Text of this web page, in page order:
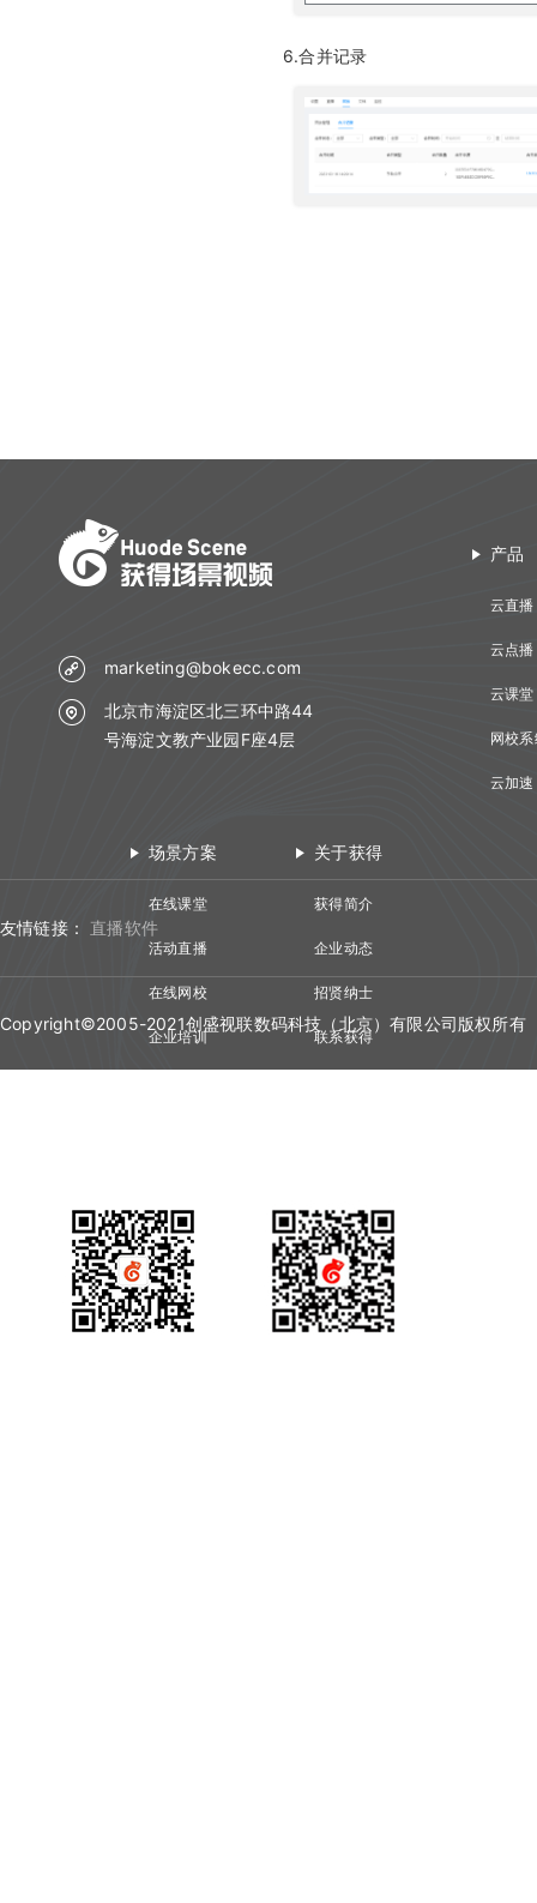
6.合并记录
marketing@bokecc.com
北京市海淀区北三环中路44
号海淀文教产业园F座4层
产品
云直播
云点播
云课堂
网校
云加速
场景方案
在线课堂
活动直播
在线网校
企业培训
关于获得
获得简介
企业动态
招贤纳士
联系获得
友情链接： 直播软件
Copyright©2005-2021创盛视联数码科技（北京）有限公司版权所有